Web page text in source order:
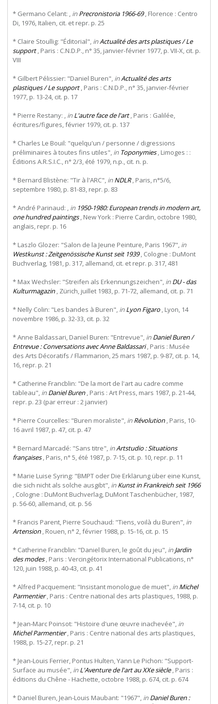
* Germano Celant: , in Precronistoria 1966-69, Florence : Centro
Di, 1976, Italien, cit. et repr. p. 25
* Claire Stoullig: "Éditorial", inActualité des arts plastiques / Le
support, Paris : C.N.D.P., n° 35, janvier-février 1977, p. VII-X, cit. p.
VIII
* Gilbert Pélissier: "Daniel Buren", inActualité des arts
plastiques / Le support, Paris : C.N.D.P., n° 35, janvier-février
1977, p. 13-24, cit. p. 17
* Pierre Restany: , in L'autre face de l'art, Paris : Galilée,
écritures/figures, février 1979, cit. p. 137
* Charles Le Bouil: "quelqu'un / personne / digressions
préliminaires à toutes fins utiles", in Toponymies, Limoges : :
Éditions A.R.S.I.C., n° 2/3, été 1979, n.p., cit. n. p.
* Bernard Blistène: "Tir à l'ARC", in NDLR, Paris, n°5/6,
septembre 1980, p. 81-83, repr. p. 83
* André Parinaud: , in 1950-1980: European trends in modern art,
one hundred paintings, New York : Pierre Cardin, octobre 1980,
anglais, repr. p. 16
* Laszlo Glozer: "Salon de la Jeune Peinture, Paris 1967", in
Westkunst : Zeitgenössische Kunst seit 1939, Cologne : DuMont
Buchverlag, 1981, p. 317, allemand, cit. et repr. p. 317, 481
* Max Wechsler: "Streifen als Erkennungszeichen", in DU - das
Kulturmagazin, Zürich, juillet 1983, p. 71-72, allemand, cit. p. 71
* Nelly Colin: "Les bandes à Buren", in Lyon Figaro, Lyon, 14
novembre 1986, p. 32-33, cit. p. 32
* Anne Baldassari, Daniel Buren: "Entrevue", in Daniel Buren /
Entrevue : Conversations avec Anne Baldassari, Paris : Musée
des Arts Décoratifs / Flammarion, 25 mars 1987, p. 9-87, cit. p. 14,
16, repr. p. 21
* Catherine Francblin: "De la mort de l'art au cadre comme
tableau", in Daniel Buren, Paris : Art Press, mars 1987, p. 21-44,
repr. p. 23 (par erreur : 2 janvier)
* Pierre Courcelles: "Buren moraliste", in Révolution, Paris, 10-
16 avril 1987, p. 47, cit. p. 47
* Bernard Marcadé: "Sans titre", inArtstudio : Situations
françaises, Paris, n° 5, été 1987, p. 7-15, cit. p. 10, repr. p. 11
* Marie Luise Syring: "BMPT oder Die Erklärung über eine Kunst,
die sich nicht als solche ausgibt", in Kunst in Frankreich seit 1966
, Cologne : DuMont Buchverlag, DuMont Taschenbücher, 1987,
p. 56-60, allemand, cit. p. 56
* Francis Parent, Pierre Souchaud: "Tiens, voilà du Buren", in
Artension, Rouen, n° 2, février 1988, p. 15-16, cit. p. 15
* Catherine Francblin: "Daniel Buren, le goût du jeu", in Jardin
des modes, Paris : Vercingétorix International Publications, n°
120, juin 1988, p. 40-43, cit. p. 41
* Alfred Pacquement: "Insistant monologue de muet", in Michel
Parmentier, Paris : Centre national des arts plastiques, 1988, p.
7-14, cit. p. 10
* Jean-Marc Poinsot: "Histoire d'une œuvre inachevée", in
Michel Parmentier, Paris : Centre national des arts plastiques,
1988, p. 15-27, repr. p. 21
* Jean-Louis Ferrier, Pontus Hulten, Yann Le Pichon: "Support-
Surface au musée", in L'Aventure de l'art au XXe siècle, Paris :
éditions du Chêne - Hachette, octobre 1988, p. 674, cit. p. 674
* Daniel Buren, Jean-Louis Maubant: "1967", in Daniel Buren :